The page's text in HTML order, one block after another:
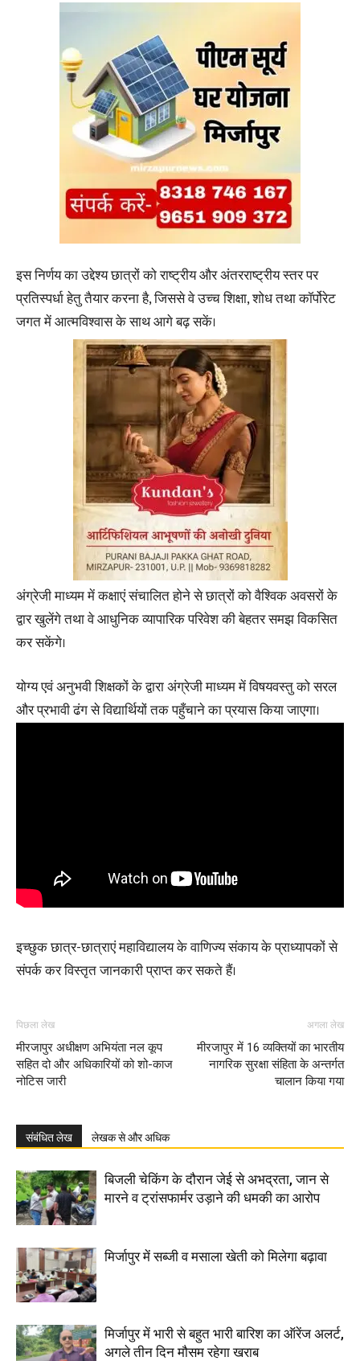
इस निर्णय का उद्देश्य छात्रों को राष्ट्रीय और अंतरराष्ट्रीय स्तर पर
प्रतिस्पर्धा हेतु तैयार करना है, जिससे वे उच्च शिक्षा, शोध तथा कॉर्पोरेट
जगत में आत्मविश्वास के साथ आगे बढ़ सकें।
अंग्रेजी माध्यम में कक्षाएं संचालित होने से छात्रों को वैश्विक अवसरों के
द्वार खुलेंगे तथा वे आधुनिक व्यापारिक परिवेश की बेहतर समझ विकसित
कर सकेंगे।
योग्य एवं अनुभवी शिक्षकों के द्वारा अंग्रेजी माध्यम में विषयवस्तु को सरल
और प्रभावी ढंग से विद्यार्थियों तक पहुँचाने का प्रयास किया जाएगा।
इच्छुक छात्र-छात्राएं महाविद्यालय के वाणिज्य संकाय के प्राध्यापकों से
संपर्क कर विस्तृत जानकारी प्राप्त कर सकते हैं।
पिछला लेख
मीरजापुर अधीक्षण अभियंता नल कूप
सहित दो और अधिकारियों को शो-काज
नोटिस जारी
अगला लेख
मीरजापुर में 16 व्यक्तियों का भारतीय
नागरिक सुरक्षा संहिता के अन्तर्गत
चालान किया गया
संबंधित लेख लेखक से और अधिक
बिजली चेकिंग के दौरान जेई से अभद्रता, जान से
मारने व ट्रांसफार्मर उड़ाने की धमकी का आरोप
मिर्जापुर में सब्जी व मसाला खेती को मिलेगा बढ़ावा
मिर्जापुर में भारी से बहुत भारी बारिश का ऑरेंज अलर्ट,
अगले तीन दिन मौसम रहेगा खराब